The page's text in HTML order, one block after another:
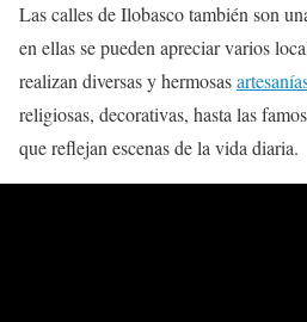
Las calles de Ilobasco también son
en ellas se pueden apreciar varios
realizan diversas y hermosas
religiosas, decorativas, hasta las
que reflejan escenas de la vida diaria.